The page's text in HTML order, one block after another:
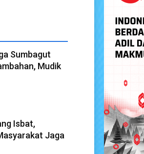
Sumbagut
Mudik
Isbat,
Jaga